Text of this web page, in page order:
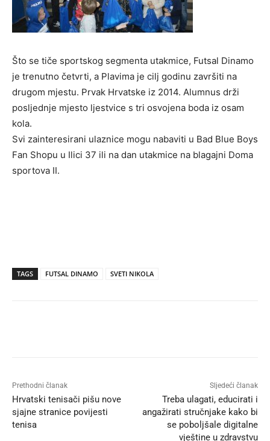
Što se tiče sportskog segmenta utakmice, Futsal Dinamo
je trenutno četvrti, a Plavima je cilj godinu završiti na
drugom mjestu. Prvak Hrvatske iz 2014. Alumnus drži
posljednje mjesto ljestvice s tri osvojena boda iz osam
kola.
Svi zainteresirani ulaznice mogu nabaviti u Bad Blue Boys
Fan Shopu u Ilici 37 ili na dan utakmice na blagajni Doma
sportova II.
TAGS FUTSAL DINAMO SVETI NIKOLA
Prethodni članak
Hrvatski tenisači pišu nove
sjajne stranice povijesti
tenisa
Sljedeći članak
Treba ulagati, educirati i
angažirati stručnjake kako bi
se poboljšale digitalne
vještine u zdravstvu